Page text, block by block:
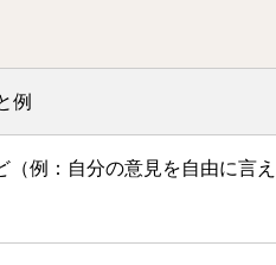
例
例：自分の意見を自由に言え